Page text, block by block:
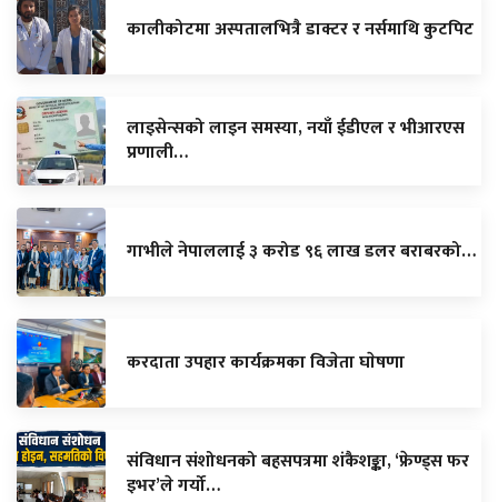
कालीकोटमा अस्पतालभित्रै डाक्टर र नर्समाथि कुटपिट
लाइसेन्सको लाइन समस्या, नयाँ ईडीएल र भीआरएस
प्रणाली…
गाभीले नेपाललाई ३ करोड ९६ लाख डलर बराबरको…
करदाता उपहार कार्यक्रमका विजेता घाेषणा
संविधान संशोधनको बहसपत्रमा शंकैशङ्का, ‘फ्रेण्ड्स फर
इभर’ले गर्यो…